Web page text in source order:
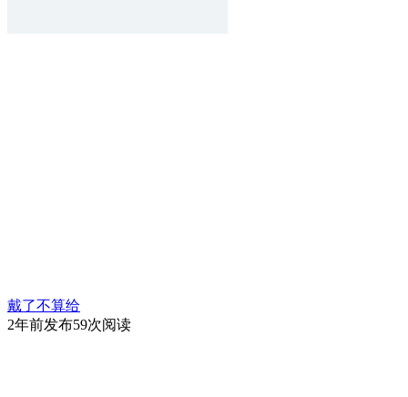
戴了不算给
2年前发布59次阅读